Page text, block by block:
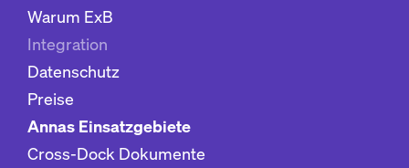
Warum ExB
Integration
Datenschutz
Preise
Annas Einsatzgebiete
Cross-Dock Dokumente